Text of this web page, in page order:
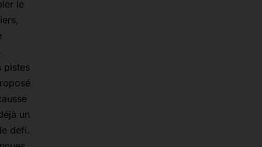
le
pistes
un
défi.